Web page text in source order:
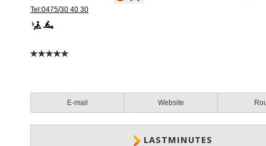
Tel:0475/30 40 30
E-mail Website
LASTMINUTES